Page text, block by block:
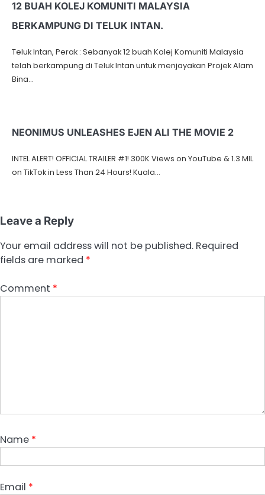
12 BUAH KOLEJ KOMUNITI MALAYSIA
BERKAMPUNG DI TELUK INTAN.
Teluk Intan, Perak : Sebanyak 12 buah Kolej Komuniti Malaysia
telah berkampung di Teluk Intan untuk menjayakan Projek Alam
Bina…
NEONIMUS UNLEASHES EJEN ALI THE MOVIE 2
INTEL ALERT! OFFICIAL TRAILER #1! 300K Views on YouTube & 1.3 MIL
on TikTok in Less Than 24 Hours! Kuala…
Leave a Reply
Your email address will not be published. Required
fields are marked *
Comment *
Name *
Email *